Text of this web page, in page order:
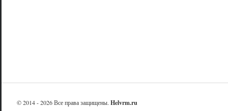
© 2014 - 2026 Все права защищены. Helvrm.ru